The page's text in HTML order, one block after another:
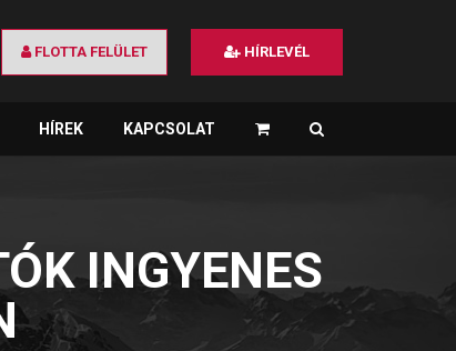
FLOTTA FELÜLET HÍRLEVÉL
HÍREK KAPCSOLAT
×
INGYENES